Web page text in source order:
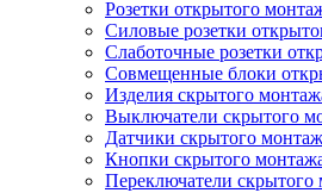
Розетки открытого
Силовые розетки
Слаботочные розетки
Совмещенные блоки
Изделия скрытого
Выключатели скрытого
Датчики скрытого
Кнопки скрытого
Переключатели скрытого